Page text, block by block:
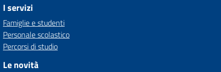
I servizi
Famiglie e studenti
Personale scolastico
Percorsi di studio
Le novità